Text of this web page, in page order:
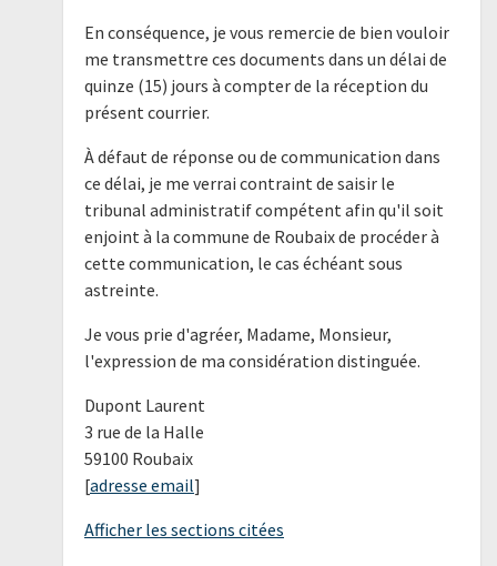
En conséquence, je vous remercie de bien vouloir
me transmettre ces documents dans un délai de
quinze (15) jours à compter de la réception du
présent courrier.
À défaut de réponse ou de communication dans
ce délai, je me verrai contraint de saisir le
tribunal administratif compétent afin qu'il soit
enjoint à la commune de Roubaix de procéder à
cette communication, le cas échéant sous
astreinte.
Je vous prie d'agréer, Madame, Monsieur,
l'expression de ma considération distinguée.
Dupont Laurent
3 rue de la Halle
59100 Roubaix
[adresse email]
Afficher les sections citées